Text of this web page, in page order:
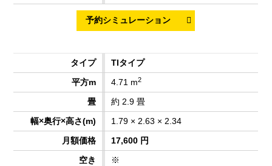
TIタイプ
4.71 m2
約 2.9 畳
1.79 × 2.63 × 2.34
17,600 円
※